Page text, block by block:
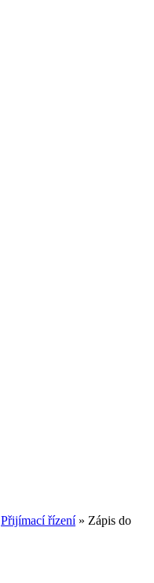
Přijímací řízení» Zápis do